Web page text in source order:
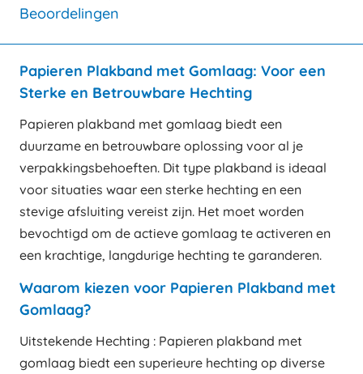
Beoordelingen
Papieren Plakband met Gomlaag: Voor een
Sterke en Betrouwbare Hechting
Papieren plakband met gomlaag biedt een
duurzame en betrouwbare oplossing voor al je
verpakkingsbehoeften. Dit type plakband is ideaal
voor situaties waar een sterke hechting en een
stevige afsluiting vereist zijn. Het moet worden
bevochtigd om de actieve gomlaag te activeren en
een krachtige, langdurige hechting te garanderen.
Waarom kiezen voor Papieren Plakband met
Gomlaag?
Uitstekende Hechting : Papieren plakband met
gomlaag biedt een superieure hechting op diverse